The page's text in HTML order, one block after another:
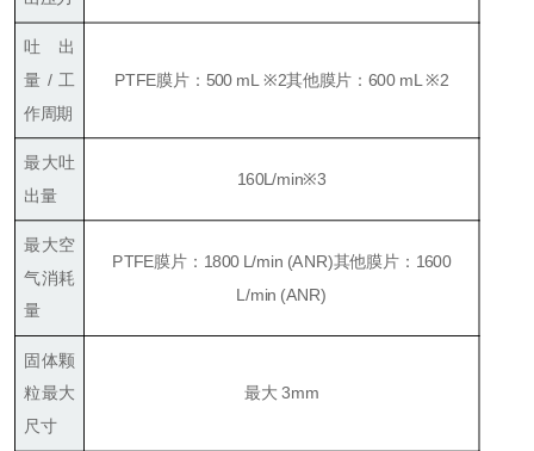
吐出
量/工
作周期
PTFE膜片：500 mL ※2其他膜片：600 mL ※2
最大吐
出量
160L/min※3
最大空
气消耗
量
PTFE膜片：1800 L/min (ANR)其他膜片：1600
L/min (ANR)
固体颗
粒最大
尺寸
最大 3mm